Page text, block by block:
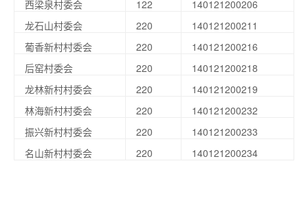
西梁泉村委会
122
140121200206
龙石山村委会
220
140121200211
葡香新村村委会
220
140121200216
后窑村委会
220
140121200218
龙林新村村委会
220
140121200219
林海新村村委会
220
140121200232
振兴新村村委会
220
140121200233
名山新村村委会
220 140121200234